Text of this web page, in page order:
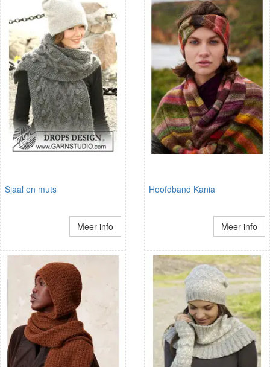
Sjaal en muts
Meer info
Hoofdband Kania
Meer info